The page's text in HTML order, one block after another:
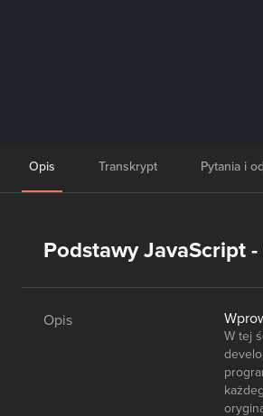
Opis Transkrypt Pytania i
Podstawy JavaScript
Opis
W tej